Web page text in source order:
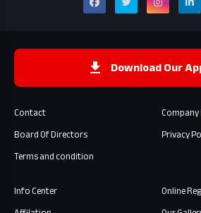
Download Our
Contact
Board Of Directors
Privacy
Terms and condition
Info Center
Online